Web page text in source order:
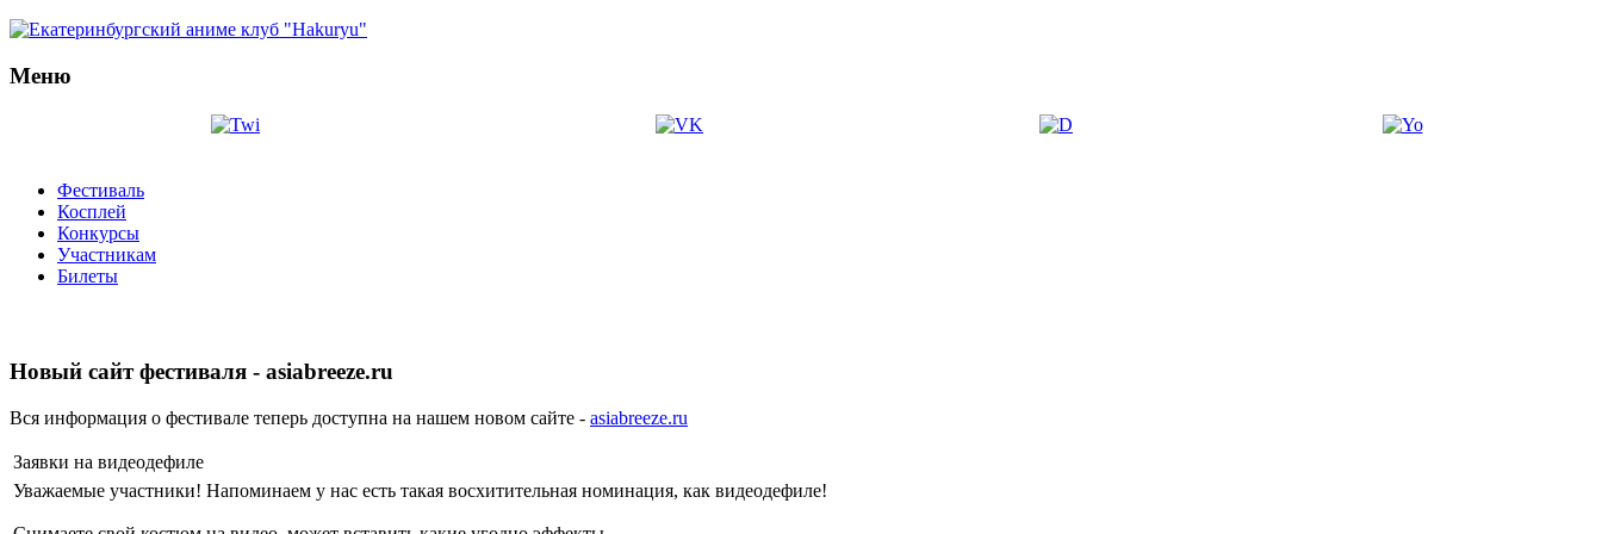
Меню
Фестиваль
Косплей
Конкурсы
Участникам
Билеты
Новый сайт фестиваля - asiabreeze.ru
Вся информация о фестивале теперь доступна на нашем новом сайте - asiabreeze.ru
Заявки на видеодефиле
Уважаемые участники! Напоминаем у нас есть такая восхитительная номинация, как видеодефиле!